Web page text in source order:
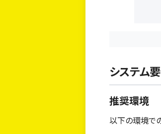
システム
推奨環境
以下の環境で